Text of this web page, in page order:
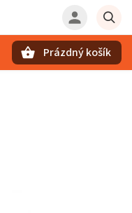
Prázdný košík